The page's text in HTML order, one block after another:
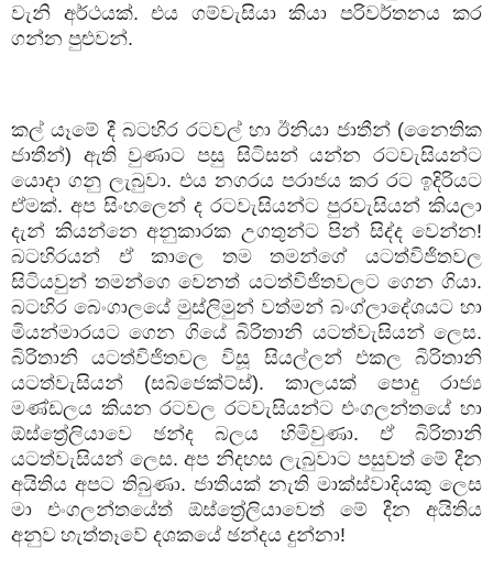
වැනි අර්ථයක්. එය ගම්වැසියා කියා පරිවර්තනය කර
ගන්න පුළුවන්.
කල් යෑමේ දී බටහිර රටවල් හා ඊනියා ජාතීන් (නෛතික
ජාතීන්) ඇති වුණාට පසු සිටිසන් යන්න රටවැසියන්ට
යොදා ගනු ලැබුවා. එය නගරය පරාජය කර රට ඉදිරියට
ඒමක්. අප සිංහලෙන් ද රටවැසියන්ට පුරවැසියන් කියලා
දැන් කියන්නෙ අනුකාරක උගතුන්ට පින් සිද්ද වෙන්න!
බටහිරයන් ඒ කාලෙ තම තමන්ගේ යටත්විජිතවල
සිටියවුන් තමන්ගෙ වෙනත් යටත්විජිතවලට ගෙන ගියා.
බටහිර බෙංගාලයේ මුස්ලිමුන් වත්මන් බංග්ලාදේශයට හා
මියන්මාරයට ගෙන ගියේ බිරිතානි යටත්වැසියන් ලෙස.
බිරිතානි යටත්විජිතවල විසූ සියල්ලන් එකල බිරිතානි
යටත්වැසියන් (සබ්ජෙක්ට්ස්). කාලයක් පොදු රාජ්‍ය
මණ්ඩලය කියන රටවල රටවැසියන්ට එංගලන්තයේ හා
ඕස්ත්‍රේලියාවෙ ඡන්ද බලය හිමිවුණා. ඒ බිරිතානි
යටත්වැසියන් ලෙස. අප නිදහස ලැබුවාට පසුවත් මේ දීන
අයිතිය අපට තිබුණා. ජාතියක් නැති මාක්ස්වාදියකු ලෙස
මා එංගලන්තයේත් ඕස්ත්‍රේලියාවෙත් මේ දීන අයිතිය
අනුව හැත්තෑවේ දශකයේ ඡන්දය දුන්නා!